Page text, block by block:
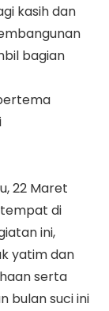
kasih dan
bagian
22 Maret
di
ini,
yatim dan
serta
bulan suci ini